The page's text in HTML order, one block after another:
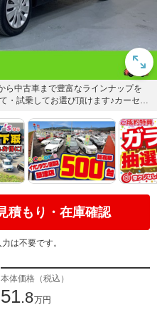
ら中古車まで豊富なラインナップを
・試乗してお選び頂けます♪カーセン
積もり・在庫確認
は不要です。
本体価格（税込）
51.8万円